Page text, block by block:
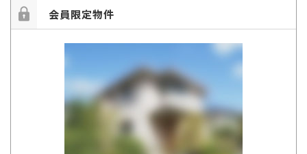
会員限定物件